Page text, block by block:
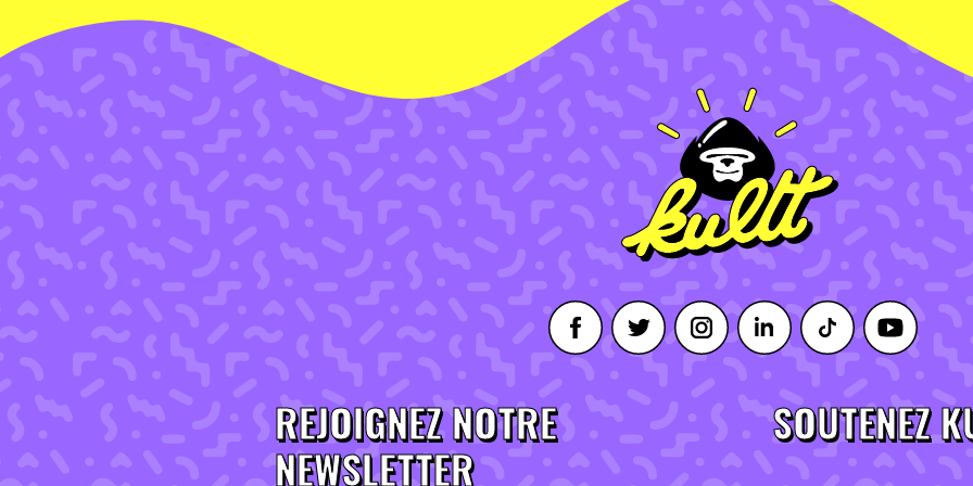
REJOIGNEZ NOTRE
NEWSLETTER
SOUTENEZ